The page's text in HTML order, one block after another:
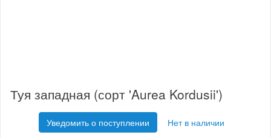
Туя западная (сорт 'Aurea Kordusii')
Уведомить о поступлении Нет в наличии